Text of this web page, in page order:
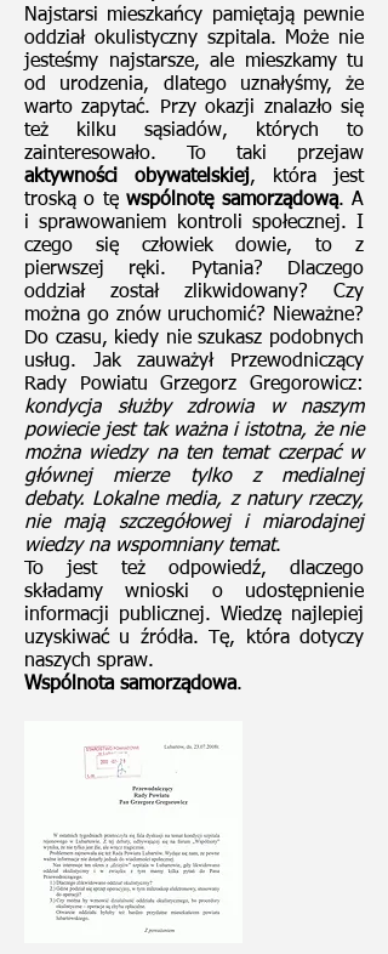
Najstarsi mieszkańcy pamiętają pewnie
oddział okulistyczny szpitala. Może nie
jesteśmy najstarsze, ale mieszkamy tu
od urodzenia, dlatego uznałyśmy, że
warto zapytać. Przy okazji znalazło się
też kilku sąsiadów, których to
zainteresowało. To taki przejaw
aktywności obywatelskiej, która jest
troską o tęwspólnotę samorządową. A
i sprawowaniem kontroli społecznej. I
czego się człowiek dowie, to z
pierwszej ręki. Pytania? Dlaczego
oddział został zlikwidowany? Czy
można go znów uruchomić? Nieważne?
Do czasu, kiedy nie szukasz podobnych
usług. Jak zauważył Przewodniczący
Rady Powiatu Grzegorz Gregorowicz:
kondycja służby zdrowia w naszym
powiecie jest tak ważna i istotna, że nie
można wiedzy na ten temat czerpać w
głównej mierze tylko z medialnej
debaty. Lokalne media, z natury rzeczy,
nie mają szczegółowej i miarodajnej
wiedzy na wspomniany temat.
To jest też odpowiedź, dlaczego
składamy wnioski o udostępnienie
informacji publicznej. Wiedzę najlepiej
uzyskiwać u źródła. Tę, która dotyczy
naszych spraw.
Wspólnota samorządowa.